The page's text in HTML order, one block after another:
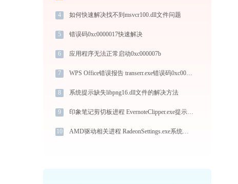
4 如何快速解决找不到msvcr100.dll文件问题
5 错误码0xc0000017快速解决
6 应用程序无法正常启动0xc000007b
7 WPS Office错误报告 transerr.exe错误码0xc000000d处理办法
8 系统提示缺失libpng16.dll文件的解决方法
9 印象笔记剪切板进程 EvernoteClipper.exe提示缺少libxml2.dll文件的解决办法
10 AMD驱动相关进程 RadeonSettings.exe系统错误msvcr100.dll丢失如何解决